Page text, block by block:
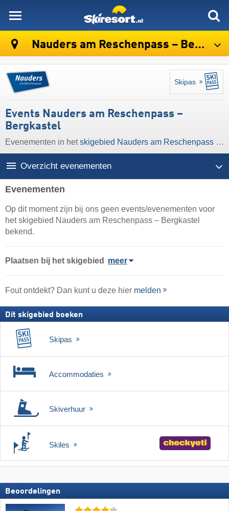
Nauders am Reschenpass – Bergkastel
Skipas
Events Nauders am Reschenpass –
Bergkastel
Evenementen in hetskigebied Nauders am Reschenpass – Bergkastel
Overzicht evenementen
Evenementen
Op dit moment zijn bij ons geen events/evenementen voor
het skigebied Nauders am Reschenpass – Bergkastel
bekend.
Plaatsen bij het skigebied meer
Fout ontdekt? Dan kunt u deze hier melden
Dit skigebied boeken
Skipas
Accommodaties
Skiverhuur
Skiles
Beoordelingen